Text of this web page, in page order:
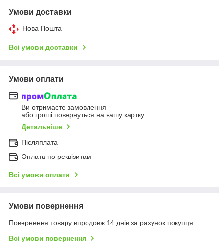
Умови доставки
Нова Пошта
Всі умови доставки
Умови оплати
Ви отримаєте замовлення
або гроші повернуться на вашу картку
Детальніше
Післяплата
Оплата по реквізитам
Всі умови оплати
Умови повернення
Повернення товару впродовж 14 днів за рахунок покупця
Всі умови повернення